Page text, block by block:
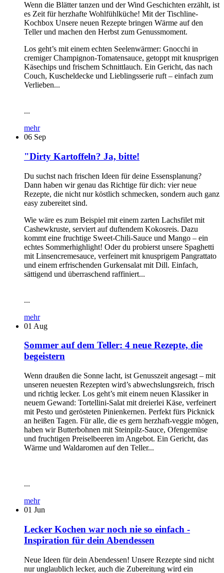
Wenn die Blätter tanzen und der Wind Geschichten erzählt, ist
es Zeit für herzhafte Wohlfühlküche! Mit der Tischline-
Kochbox Unsere neuen Rezepte bringen Wärme auf den
Teller und machen den Herbst zum Genussmoment.
Los geht’s mit einem echten Seelenwärmer: Gnocchi in
cremiger Champignon-Tomatensauce, getoppt mit knusprigen
Käsechips und frischem Schnittlauch. Ein Gericht, das nach
Couch, Kuscheldecke und Lieblingsserie ruft – einfach zum
Verlieben...
...
mehr
06 Sep
"Dirty Kartoffeln? Ja, bitte!
Du suchst nach frischen Ideen für deine Essensplanung?
Dann haben wir genau das Richtige für dich: vier neue
Rezepte, die nicht nur köstlich schmecken, sondern auch ganz
easy zubereitet sind.
Wie wäre es zum Beispiel mit einem zarten Lachsfilet mit
Cashewkruste, serviert auf duftendem Kokosreis. Dazu
kommt eine fruchtige Sweet-Chili-Sauce und Mango – ein
echtes Sommerhighlight! Oder du probierst unsere Spaghetti
mit Linsencremesauce, verfeinert mit knusprigem Pangrattato
und einem erfrischenden Gurkensalat mit Dill. Einfach,
sättigend und überraschend raffiniert...
...
mehr
01 Aug
Sommer auf dem Teller: 4 neue Rezepte, die
begeistern
Wenn draußen die Sonne lacht, ist Genusszeit angesagt – mit
unseren neuesten Rezepten wird’s abwechslungsreich, frisch
und richtig lecker. Los geht’s mit einem neuen Klassiker in
neuem Gewand: Tortellini-Salat mit dreierlei Käse, verfeinert
mit Pesto und gerösteten Pinienkernen. Perfekt fürs Picknick
an heißen Tagen. Für alle, die es gern herzhaft-veggie mögen,
haben wir Butterbohnen mit Steinpilz-Sauce, Ofengemüse
und fruchtigen Preiselbeeren im Angebot. Ein Gericht, das
Wärme und Waldaromen auf den Teller...
...
mehr
01 Jun
Lecker Kochen war noch nie so einfach -
Inspiration für dein Abendessen
Neue Ideen für dein Abendessen! Unsere Rezepte sind nicht
nur unglaublich lecker, auch die Zubereitung wird ein